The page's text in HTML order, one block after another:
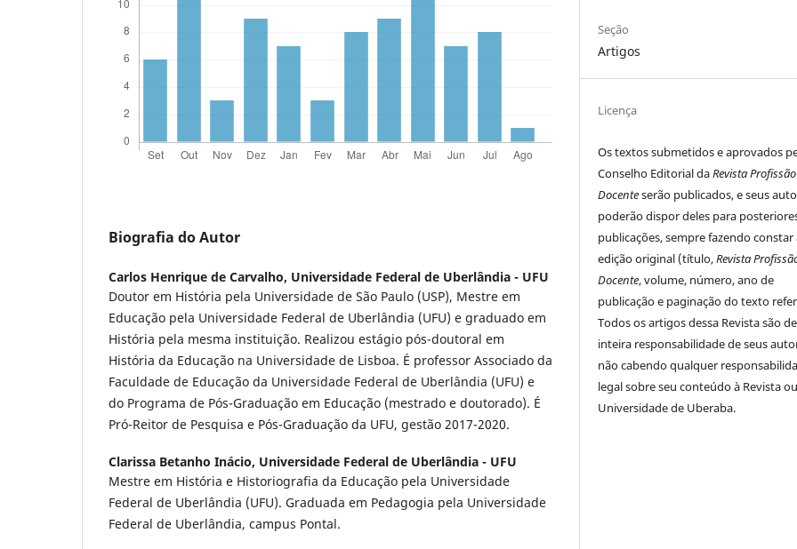
Biografia do Autor
Carlos Henrique de Carvalho, Universidade Federal de Uberlândia - UFU
Doutor em História pela Universidade de São Paulo (USP), Mestre em
Educação pela Universidade Federal de Uberlândia (UFU) e graduado em
História pela mesma instituição. Realizou estágio pós-doutoral em
História da Educação na Universidade de Lisboa. É professor Associado da
Faculdade de Educação da Universidade Federal de Uberlândia (UFU) e
do Programa de Pós-Graduação em Educação (mestrado e doutorado). É
Pró-Reitor de Pesquisa e Pós-Graduação da UFU, gestão 2017-2020.
Clarissa Betanho Inácio, Universidade Federal de Uberlândia - UFU
Mestre em História e Historiografia da Educação pela Universidade
Federal de Uberlândia (UFU). Graduada em Pedagogia pela Universidade
Federal de Uberlândia, campus Pontal.
Seção
Artigos
Licença
Os textos submetidos e aprovados
Conselho Editorial daRevista Profissão
Docenteserão publicados, e seus
poderão dispor deles para
publicações, sempre fazendo constar
edição original (título,Revista
Docente, volume, número, ano de
publicação e paginação do texto
Todos os artigos dessa Revista são de
inteira responsabilidade de seus
não cabendo qualquer
legal sobre seu conteúdo à Revista
Universidade de Uberaba.